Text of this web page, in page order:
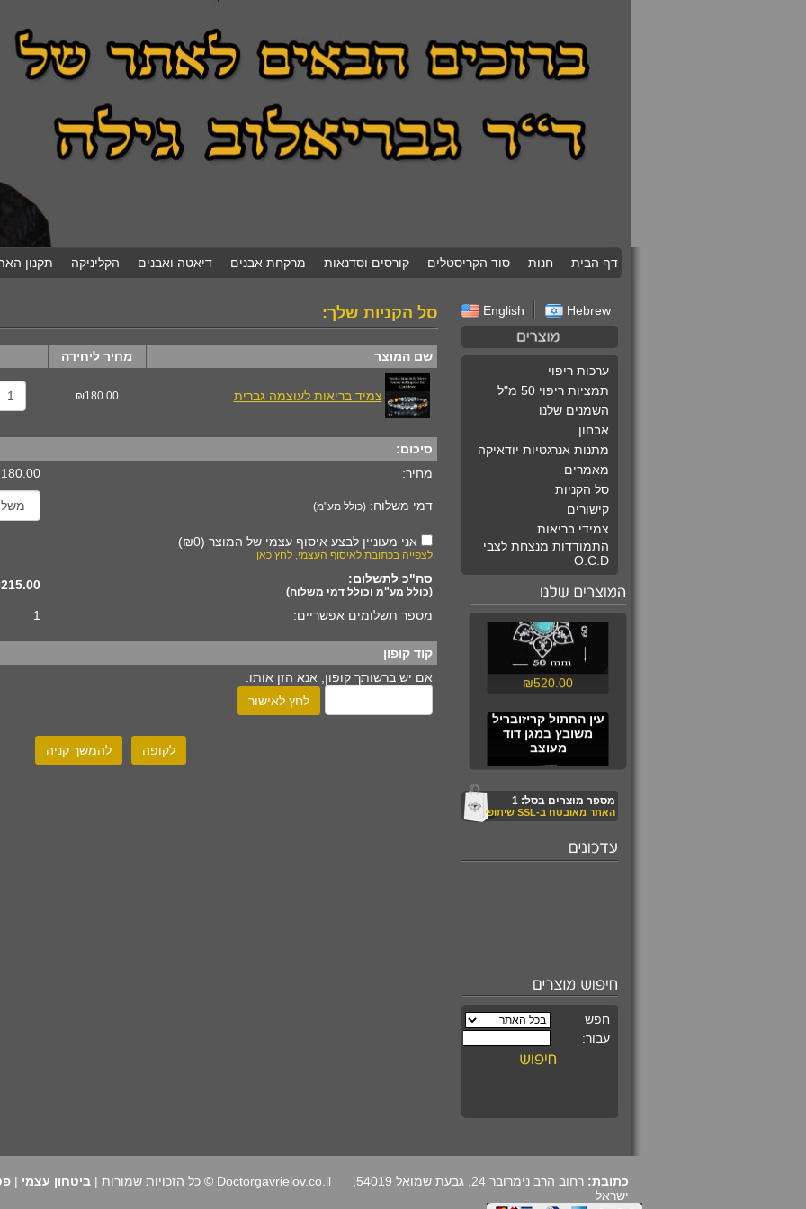
דף הבית חנות סוד הקריסטלים קורסים וסדנאות מרקחת אבנים דיאטה ואבנים הקליניקה תקנון
Hebrew
English
ערכות ריפוי
תמציות ריפוי 50 מ"ל
השמנים שלנו
אבחון
מתנות אנרגטיות יודאיקה
מאמרים
סל הקניות
קישורים
צמידי בריאות
התמודדות מנצחת לצבי
O.C.D
מגן דוד אומנותי
משובץ בטורקיז
₪520.00
עין החתול קריזובריל
משובץ במגן דוד
מעוצב
₪7,724.00
מספר מוצרים בסל: 1
האתר מאובטח ב-SSL שיתופי
סל הקניות שלך:
שם המוצר מחיר ליחידה
צמיד בריאות לעוצמה גברית ₪180.00
סיכום:
מחיר:
דמי משלוח: (כולל מע"מ)
אני מעוניין לבצע איסוף עצמי של המוצר (
₪0
)
לצפייה בכתובת לאיסוף העצמי, לחץ כאן
סה"כ לתשלום:
(כולל מע"מ וכולל דמי משלוח)
מספר תשלומים אפשריים: 1
קוד קופון
אם יש ברשותך קופון, אנא הזן אותו:
לחץ לאישור
לקופה להמשך קניה
כתובת:
ישראל
Doctorgavrielov.co.il © כל הזכויות שמורות | ביטחון עצמי |